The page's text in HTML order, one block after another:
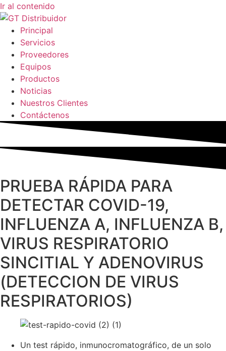
Ir al contenido
Principal
Servicios
Proveedores
Equipos
Productos
Noticias
Nuestros Clientes
Contáctenos
PRUEBA RÁPIDA PARA
DETECTAR COVID-19,
INFLUENZA A, INFLUENZA B,
VIRUS RESPIRATORIO
SINCITIAL Y ADENOVIRUS
(DETECCION DE VIRUS
RESPIRATORIOS)
Un test rápido, inmunocromatográfico, de un solo